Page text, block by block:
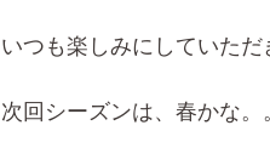
いつも楽しみにしていただ
次回シーズンは、春かな。